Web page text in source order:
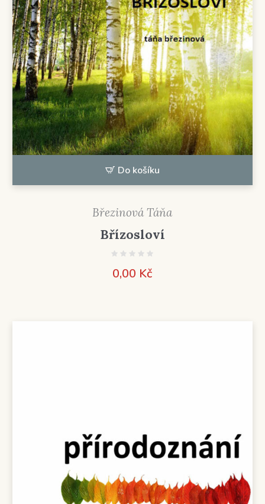
Do košíku
Březinová Táňa
Břízosloví
0,00 Kč